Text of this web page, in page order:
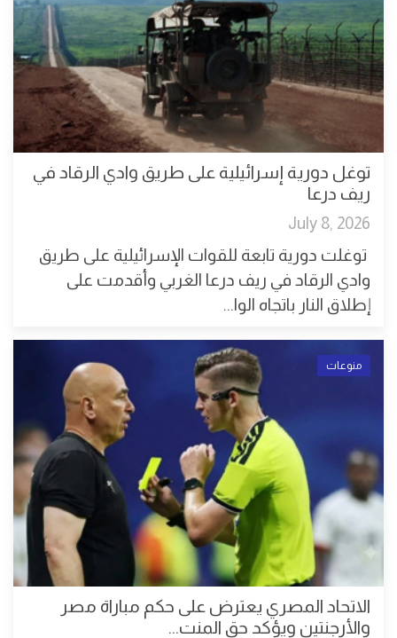
توغل دورية إسرائيلية على طريق وادي الرقاد في
ريف درعا
July 8, 2026
توغلت دورية تابعة للقوات الإسرائيلية على طريق
وادي الرقاد في ريف درعا الغربي وأقدمت على
إطلاق النار باتجاه الوا...
منوعات
الاتحاد المصري يعترض على حكم مباراة مصر
والأرجنتين ويؤكد حق المنت...